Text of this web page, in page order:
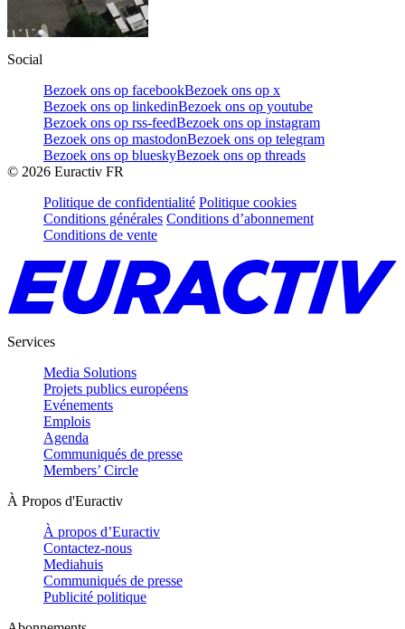
Social
Bezoek ons op facebookBezoek ons op x
Bezoek ons op linkedinBezoek ons op youtube
Bezoek ons op rss-feedBezoek ons op instagram
Bezoek ons op mastodonBezoek ons op telegram
Bezoek ons op blueskyBezoek ons op threads
© 2026 Euractiv FR
Politique de confidentialité Politique cookies
Conditions générales Conditions d’abonnement
Conditions de vente
Services
Media Solutions
Projets publics européens
Evénements
Emplois
Agenda
Communiqués de presse
Members’ Circle
À Propos d'Euractiv
À propos d’Euractiv
Contactez-nous
Mediahuis
Communiqués de presse
Publicité politique